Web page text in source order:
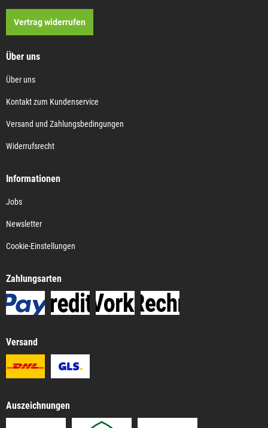
Vertrag widerrufen
Über uns
Über uns
Kontakt zum Kundenservice
Versand und Zahlungsbedingungen
Widerrufsrecht
Informationen
Jobs
Newsletter
Cookie-Einstellungen
Zahlungsarten
Versand
Auszeichnungen